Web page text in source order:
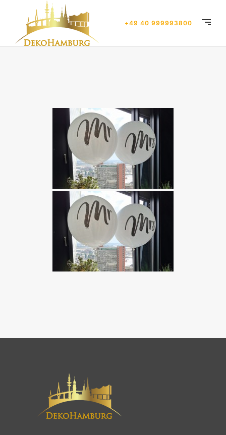
+49 40 999993800